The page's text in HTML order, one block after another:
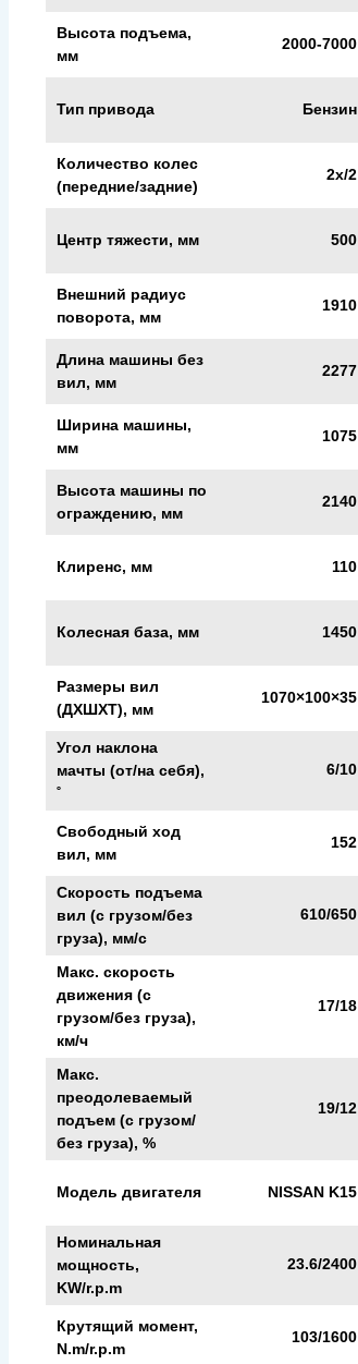
Высота подъема,
мм
2000-7000
Тип привода Бензин
Количество колес
(передние/задние)
2x/2
Центр тяжести, мм 500
Внешний радиус
поворота, мм
1910
Длина машины без
вил, мм
2277
Ширина машины,
мм
1075
Высота машины по
ограждению, мм
2140
Клиренс, мм 110
Колесная база, мм 1450
Размеры вил
(ДXШXТ), мм
1070×100×35
Угол наклона
мачты (от/на себя),
˚
6/10
Свободный ход
вил, мм
152
Скорость подъема
вил (с грузом/без
груза), мм/с
610/650
Макс. скорость
движения (с
грузом/без груза),
км/ч
17/18
Макс.
преодолеваемый
подъем (с грузом/
без груза), %
19/12
Модель двигателя NISSAN K15
Номинальная
мощность,
KW/r.p.m
23.6/2400
Крутящий момент,
N.m/r.p.m
103/1600